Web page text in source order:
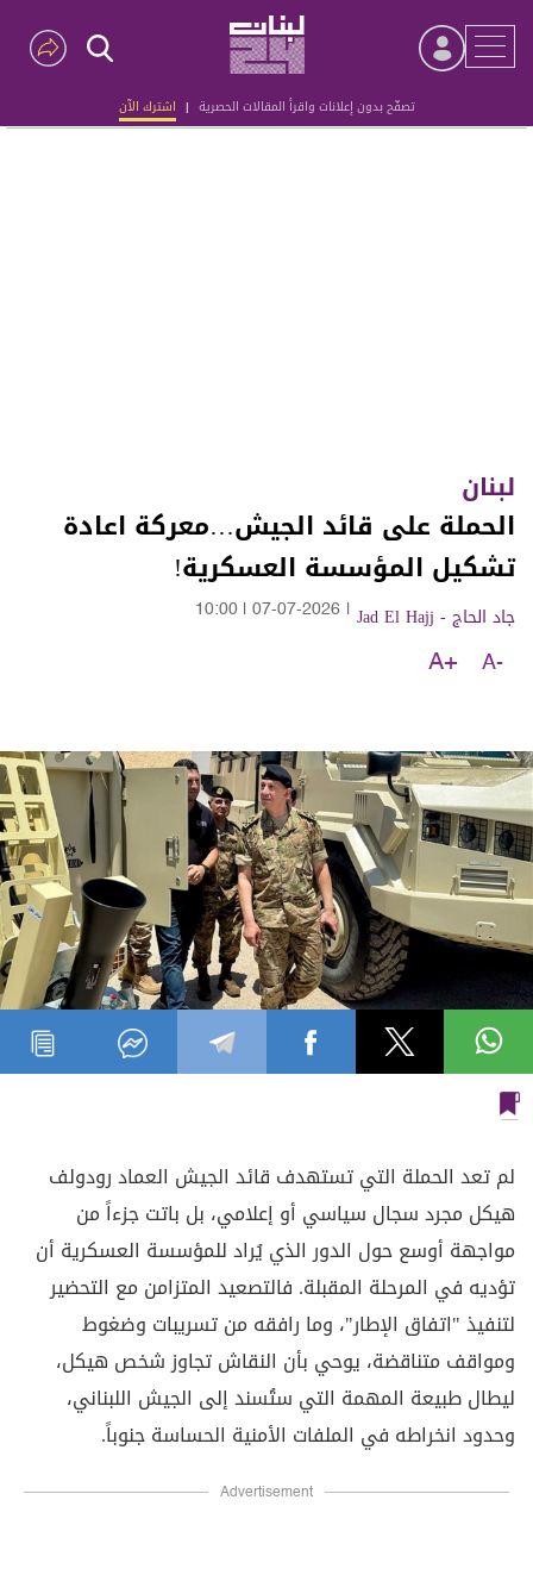
تصفّح بدون إعلانات واقرأ المقالات الحصرية | اشترك الآن
Advertisement
لبنان
الحملة على قائد الجيش…معركة اعادة
تشكيل المؤسسة العسكرية!
جاد الحاج - Jad El Hajj 07-07-2026
10:00
A-
A+
لم تعد الحملة التي تستهدف قائد الجيش العماد رودولف
هيكل مجرد سجال سياسي أو إعلامي، بل باتت جزءاً من
مواجهة أوسع حول الدور الذي يُراد للمؤسسة العسكرية أن
تؤديه في المرحلة المقبلة. فالتصعيد المتزامن مع التحضير
لتنفيذ "اتفاق الإطار"، وما رافقه من تسريبات وضغوط
ومواقف متناقضة، يوحي بأن النقاش تجاوز شخص هيكل،
ليطال طبيعة المهمة التي ستُسند إلى الجيش اللبناني،
وحدود انخراطه في الملفات الأمنية الحساسة جنوباً.
Advertisement